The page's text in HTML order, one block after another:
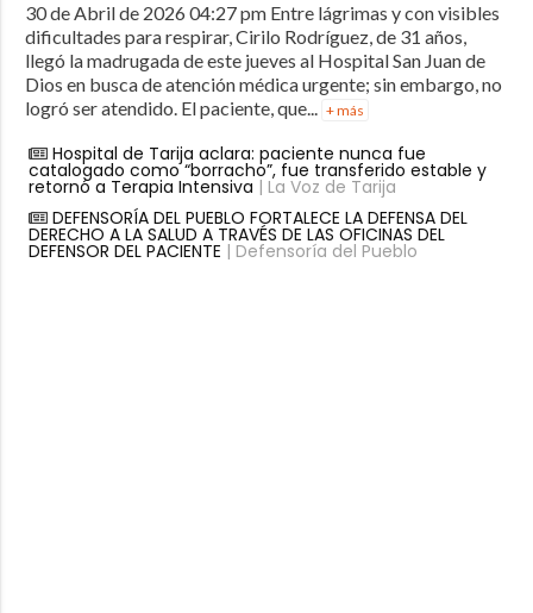
30 de Abril de 2026 04:27 pm Entre lágrimas y con visibles
dificultades para respirar, Cirilo Rodríguez, de 31 años,
llegó la madrugada de este jueves al Hospital San Juan de
Dios en busca de atención médica urgente; sin embargo, no
logró ser atendido. El paciente, que... + más
Hospital de Tarija aclara: paciente nunca fue
catalogado como “borracho”, fue transferido estable y
retornó a Terapia Intensiva | La Voz de Tarija
DEFENSORÍA DEL PUEBLO FORTALECE LA DEFENSA DEL
DERECHO A LA SALUD A TRAVÉS DE LAS OFICINAS DEL
DEFENSOR DEL PACIENTE | Defensoría del Pueblo